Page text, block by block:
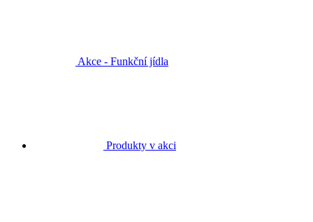
Akce - Funkční jídla
Produkty v akci